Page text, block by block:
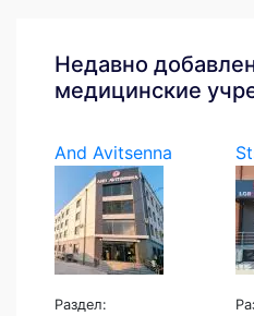
Недавно
медицинские
And Avitsenna
Раздел: